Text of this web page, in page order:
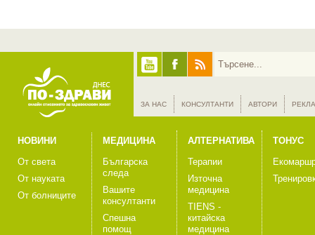
ЗА НАС КОНСУЛТАНТИ АВТОРИ
НОВИНИ
От света
От науката
От болниците
МЕДИЦИНА
Българска
следа
Вашите
консултанти
Спешна
помощ
АЛТЕРНАТИВА
Терапии
Източна
медицина
TIENS -
китайска
медицина
ТОНУС